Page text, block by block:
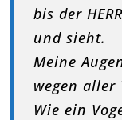
bis der
und sieht.
Meine
wegen aller
Wie ein